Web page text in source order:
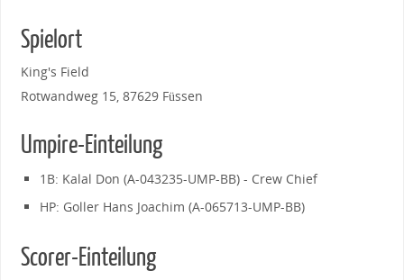
Spielort
King's Field
Rotwandweg 15, 87629 Füssen
Umpire-Einteilung
1B: Kalal Don (A-043235-UMP-BB) - Crew Chief
HP: Goller Hans Joachim (A-065713-UMP-BB)
Scorer-Einteilung